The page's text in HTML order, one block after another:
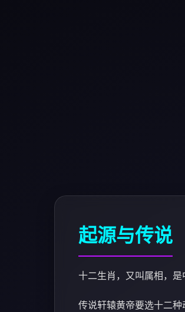
起源与传说
十二生肖，又叫属相，
传说轩辕黄帝要选十二